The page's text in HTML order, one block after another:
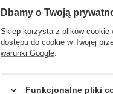
Dbamy o Twoją
Sklep korzysta z plików cookie
dostępu do cookie w Twojej
warunki Google
Funkcjonalne pliki